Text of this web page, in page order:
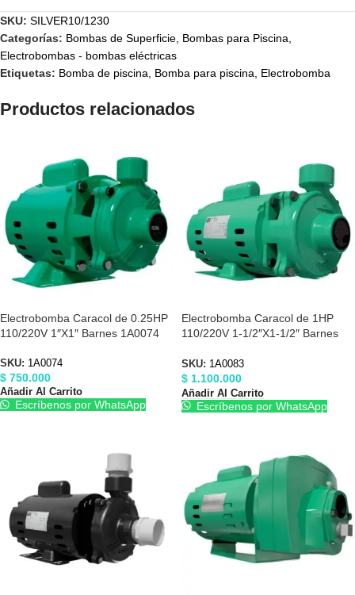
SKU: SILVER10/1230
Categorías: Bombas de Superficie Bombas para Piscina
Electrobombas - bombas eléctricas
Etiquetas: Bomba de piscina Bomba para piscina Electrobomba
Productos relacionados
Electrobomba Caracol de 0.25HP
110/220V 1″X1″ Barnes 1A0074
SKU: 1A0074
$ 750.000
Añadir Al Carrito
Escríbenos por WhatsApp
Electrobomba Caracol de 1HP
110/220V 1-1/2″X1-1/2″ Barnes
SKU: 1A0083
$ 1.100.000
Añadir Al Carrito
Escríbenos por WhatsApp